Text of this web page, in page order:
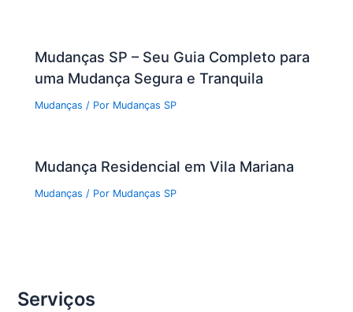
Mudanças SP – Seu Guia Completo para
uma Mudança Segura e Tranquila
Mudanças / Por Mudanças SP
Mudança Residencial em Vila Mariana
Mudanças / Por Mudanças SP
Serviços